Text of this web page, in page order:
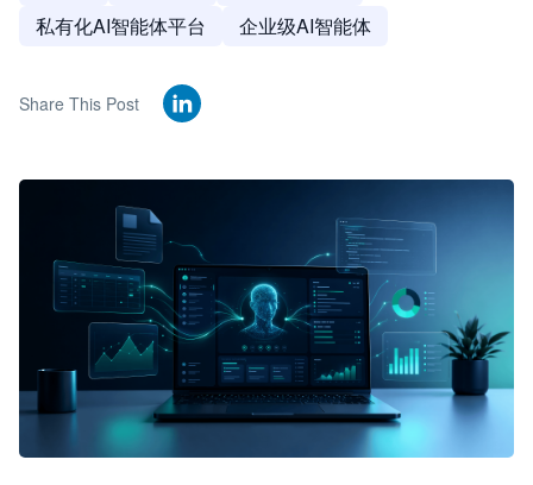
私有化AI智能体平台
企业级AI智能体
Share This Post